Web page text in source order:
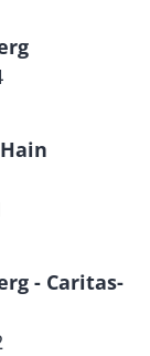
- Caritas-